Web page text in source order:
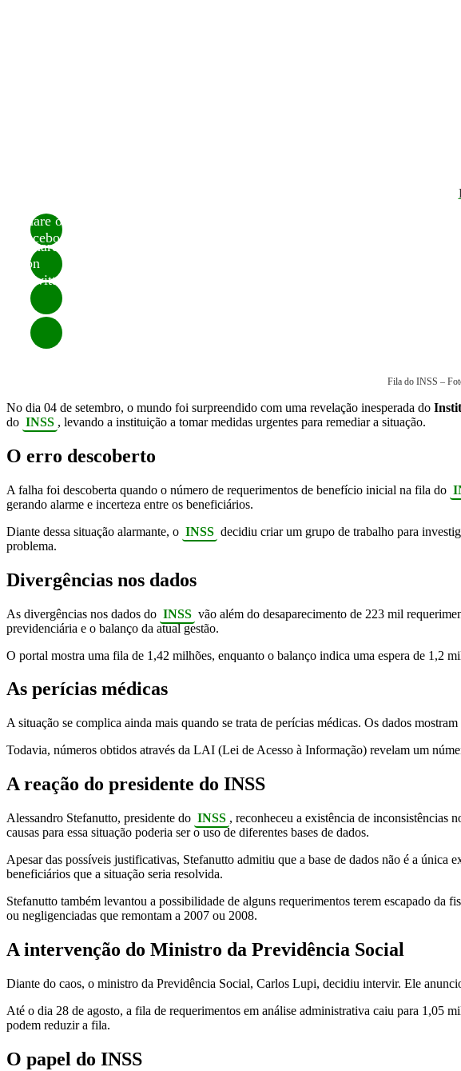
Share on
Facebook
Share
on
Twitter
Fila do INSS –
No dia 04 de setembro, o mundo foi surpreendido com uma revelação inesperada do
do INSS , levando a instituição a tomar medidas urgentes para remediar a situação.
O erro descoberto
A falha foi descoberta quando o número de requerimentos de benefício inicial na fila do
gerando alarme e incerteza entre os beneficiários.
Diante dessa situação alarmante, o INSS decidiu criar um grupo de trabalho para
problema.
Divergências nos dados
As divergências nos dados do INSS vão além do desaparecimento de 223 mil
previdenciária e o balanço da atual gestão.
O portal mostra uma fila de 1,42 milhões, enquanto o balanço indica uma espera de 1,2
As perícias médicas
A situação se complica ainda mais quando se trata de perícias médicas. Os dados
Todavia, números obtidos através da LAI (Lei de Acesso à Informação) revelam um
A reação do presidente do INSS
Alessandro Stefanutto, presidente do INSS , reconheceu a existência de inconsistências
causas para essa situação poderia ser o uso de diferentes bases de dados.
Apesar das possíveis justificativas, Stefanutto admitiu que a base de dados não é a única
beneficiários que a situação seria resolvida.
Stefanutto também levantou a possibilidade de alguns requerimentos terem escapado da
ou negligenciadas que remontam a 2007 ou 2008.
A intervenção do Ministro da Previdência Social
Diante do caos, o ministro da Previdência Social, Carlos Lupi, decidiu intervir. Ele
Até o dia 28 de agosto, a fila de requerimentos em análise administrativa caiu para 1,05
podem reduzir a fila.
O papel do INSS